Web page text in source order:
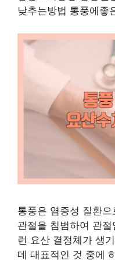
낮추는방법 통풍에좋
통풍은 염증성 질환
관절을 침범하여 관
런 요산 결정체가 생
데 대표적인 것 중에